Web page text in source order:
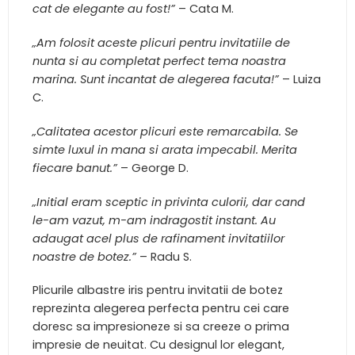
cat de elegante au fost!”– Cata M.
„Am folosit aceste plicuri pentru invitatiile de
nunta si au completat perfect tema noastra
marina. Sunt incantat de alegerea facuta!”– Luiza
C.
„Calitatea acestor plicuri este remarcabila. Se
simte luxul in mana si arata impecabil. Merita
fiecare banut.”– George D.
„Initial eram sceptic in privinta culorii, dar cand
le-am vazut, m-am indragostit instant. Au
adaugat acel plus de rafinament invitatiilor
noastre de botez.”– Radu S.
Plicurile albastre iris pentru invitatii de botez
reprezinta alegerea perfecta pentru cei care
doresc sa impresioneze si sa creeze o prima
impresie de neuitat. Cu designul lor elegant,